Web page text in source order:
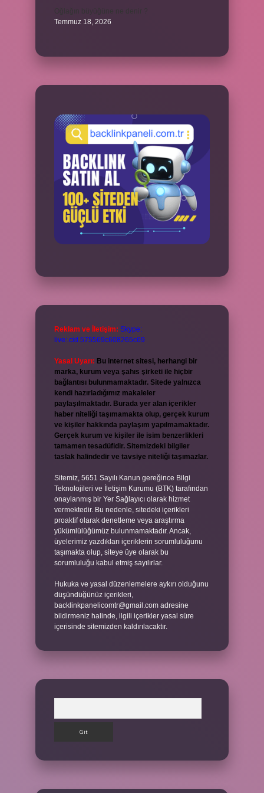
Temmuz 18, 2026
Reklam ve İletişim: Skype:
live:.cid.575569c608265c69
Yasal Uyarı: Bu internet sitesi, herhangi bir
marka, kurum veya şahıs şirketi ile hiçbir
bağlantısı bulunmamaktadır. Sitede yalnızca
kendi hazırladığımız makaleler
paylaşılmaktadır. Burada yer alan içerikler
haber niteliği taşımamakta olup, gerçek kurum
ve kişiler hakkında paylaşım yapılmamaktadır.
Gerçek kurum ve kişiler ile isim benzerlikleri
tamamen tesadüfidir. Sitemizdeki bilgiler
taslak halindedir ve tavsiye niteliği taşımazlar.
Sitemiz, 5651 Sayılı Kanun gereğince Bilgi
Teknolojileri ve İletişim Kurumu (BTK) tarafından
onaylanmış bir Yer Sağlayıcı olarak hizmet
vermektedir. Bu nedenle, sitedeki içerikleri
proaktif olarak denetleme veya araştırma
yükümlülüğümüz bulunmamaktadır. Ancak,
üyelerimiz yazdıkları içeriklerin sorumluluğunu
taşımakta olup, siteye üye olarak bu
sorumluluğu kabul etmiş sayılırlar.
Hukuka ve yasal düzenlemelere aykırı olduğunu
düşündüğünüz içerikleri,
backlinkpanelicomtr@gmail.com adresine
bildirmeniz halinde, ilgili içerikler yasal süre
içerisinde sitemizden kaldırılacaktır.